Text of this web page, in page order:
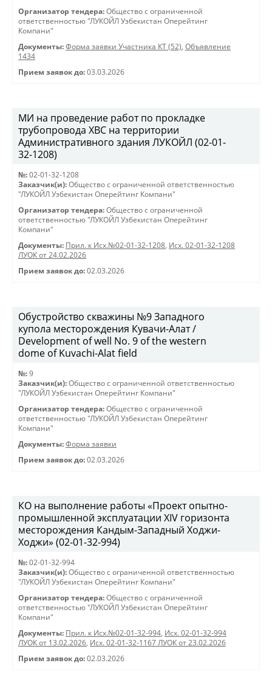
Организатор тендера: Общество с ограниченной
ответственностью "ЛУКОЙЛ Узбекистан Оперейтинг
Компани"
Документы: Форма заявки Участника КТ (52), Объявление
1434
Прием заявок до: 03.03.2026
МИ на проведение работ по прокладке
трубопровода ХВС на территории
Административного здания ЛУКОЙЛ (02-01-
32-1208)
№: 02-01-32-1208
Заказчик(и): Общество с ограниченной ответственностью
"ЛУКОЙЛ Узбекистан Оперейтинг Компани"
Организатор тендера: Общество с ограниченной
ответственностью "ЛУКОЙЛ Узбекистан Оперейтинг
Компани"
Документы: Прил. к Исх.№02-01-32-1208, Исх. 02-01-32-1208
ЛУОК от 24.02.2026
Прием заявок до: 02.03.2026
Обустройство скважины №9 Западного
купола месторождения Кувачи-Алат /
Development of well No. 9 of the western
dome of Kuvachi-Alat field
№: 9
Заказчик(и): Общество с ограниченной ответственностью
"ЛУКОЙЛ Узбекистан Оперейтинг Компани"
Организатор тендера: Общество с ограниченной
ответственностью "ЛУКОЙЛ Узбекистан Оперейтинг
Компани"
Документы: Форма заявки
Прием заявок до: 02.03.2026
КО на выполнение работы «Проект опытно-
промышленной эксплуатации XIV горизонта
месторождения Кандым-Западный Ходжи-
Ходжи» (02-01-32-994)
№: 02-01-32-994
Заказчик(и): Общество с ограниченной ответственностью
"ЛУКОЙЛ Узбекистан Оперейтинг Компани"
Организатор тендера: Общество с ограниченной
ответственностью "ЛУКОЙЛ Узбекистан Оперейтинг
Компани"
Документы: Прил. к Исх.№02-01-32-994, Исх. 02-01-32-994
ЛУОК от 13.02.2026, Исх. 02-01-32-1167 ЛУОК от 23.02.2026
Прием заявок до: 02.03.2026